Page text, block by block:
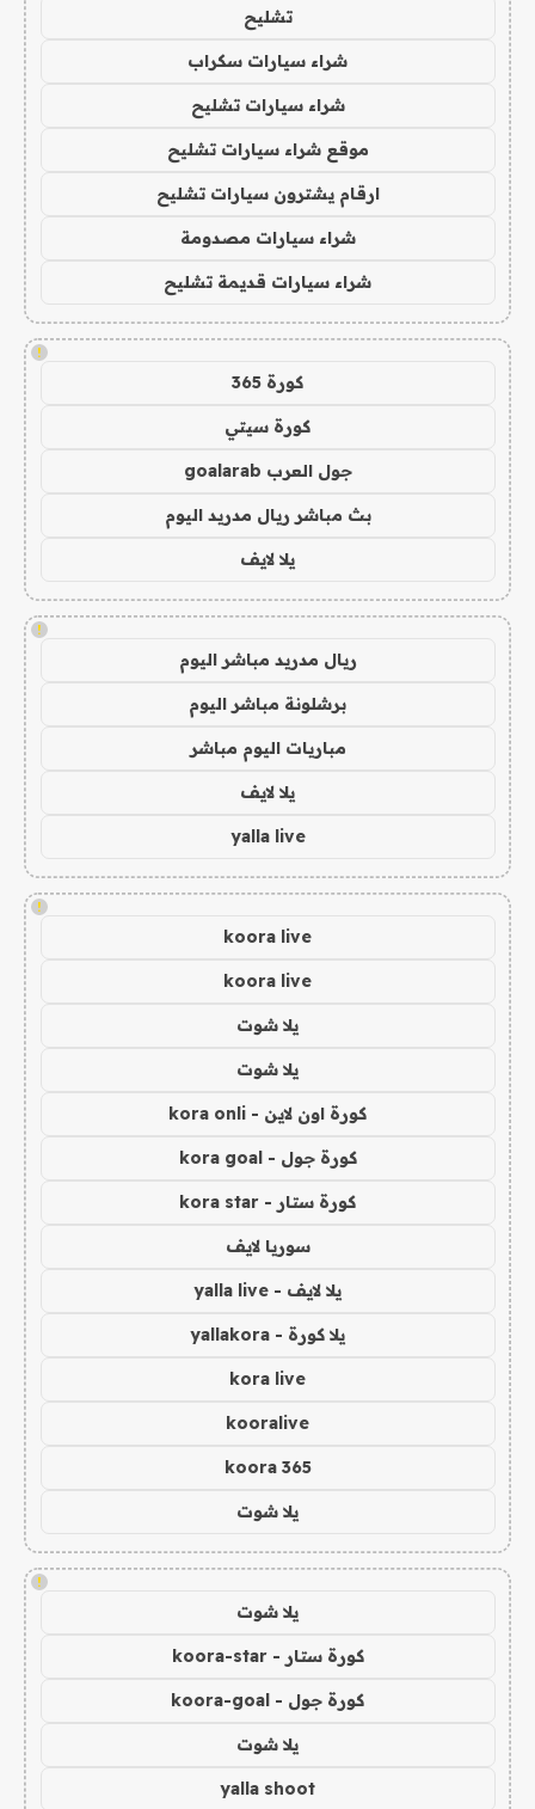
تشليح
شراء سيارات سكراب
شراء سيارات تشليح
موقع شراء سيارات تشليح
ارقام يشترون سيارات تشليح
شراء سيارات مصدومة
شراء سيارات قديمة تشليح
!
كورة 365
كورة سيتي
جول العرب goalarab
بث مباشر ريال مدريد اليوم
يلا لايف
!
ريال مدريد مباشر اليوم
برشلونة مباشر اليوم
مباريات اليوم مباشر
يلا لايف
yalla live
!
koora live
koora live
يلا شوت
يلا شوت
كورة اون لاين - kora onli
كورة جول - kora goal
كورة ستار - kora star
سوريا لايف
يلا لايف - yalla live
يلا كورة - yallakora
kora live
kooralive
koora 365
يلا شوت
!
يلا شوت
كورة ستار - koora-star
كورة جول - koora-goal
يلا شوت
yalla shoot